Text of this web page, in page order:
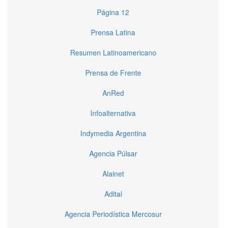
Página 12
Prensa Latina
Resumen Latinoamericano
Prensa de Frente
AnRed
Infoalternativa
Indymedia Argentina
Agencia Púlsar
Alainet
Adital
Agencia Periodística Mercosur